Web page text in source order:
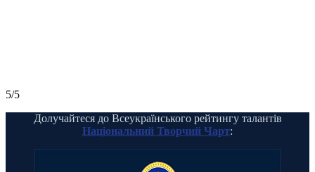
5/5
Долучайтеся до Всеукраїнського рейтингу талантів
Національний Творчий Чарт: